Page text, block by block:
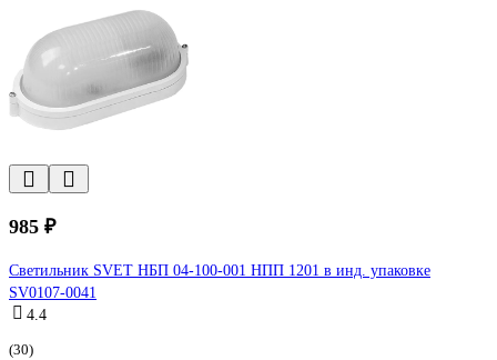
985 ₽
Светильник SVET НБП 04-100-001 НПП 1201 в инд. упаковке
SV0107-0041
4.4
(30)